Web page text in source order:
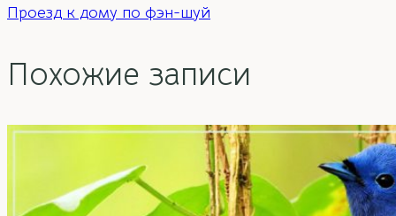
записям
Проезд к дому по фэн-шуй
Похожие записи